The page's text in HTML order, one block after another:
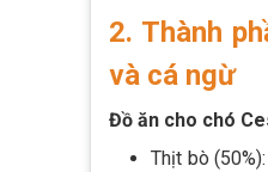
2. Thành
và cá ngừ
Đồ ăn cho chó
Thịt bò